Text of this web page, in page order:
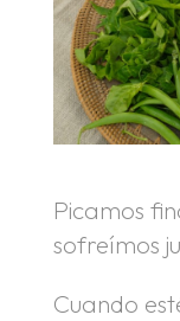
Picamos
sofreímos
Cuando